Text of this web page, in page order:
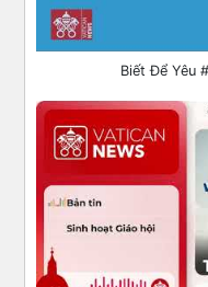
Biết Để Yêu